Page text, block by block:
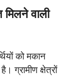
वाली
को मकान
ग्रामीण क्षेत्रों